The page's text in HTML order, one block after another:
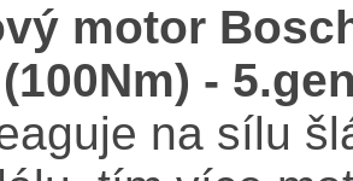
motor
-
na sílu